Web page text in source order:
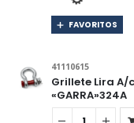
FAVORITOS
41110615
Grillete Lira A/
«GARRA»324A